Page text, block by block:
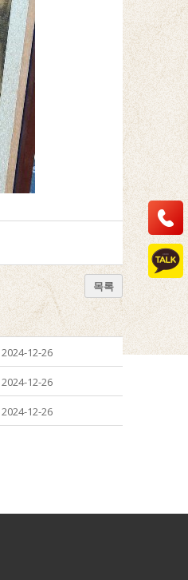
목록
2024-12-26
2024-12-26
2024-12-26